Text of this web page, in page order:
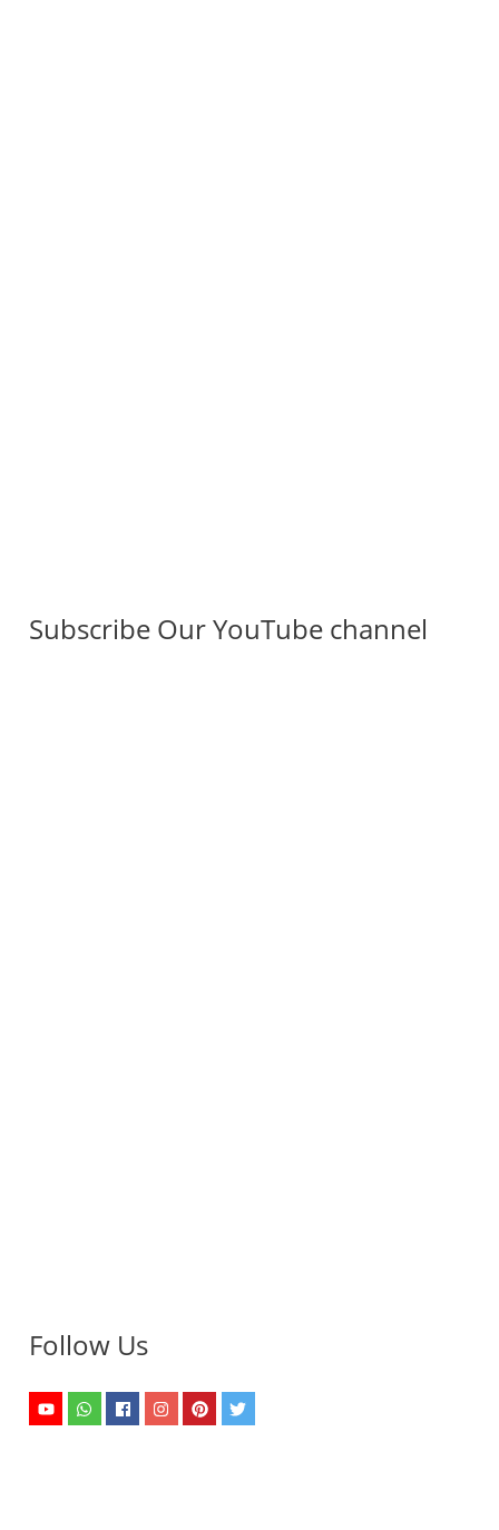
Subscribe Our YouTube channel
Follow Us